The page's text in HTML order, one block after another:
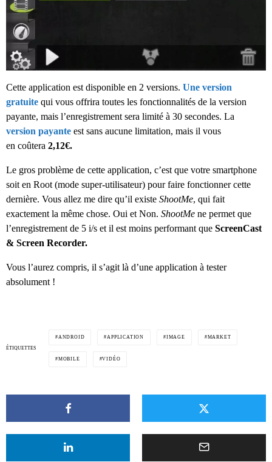
Cette application est disponible en 2 versions. Une version
gratuite qui vous offrira toutes les fonctionnalités de la version
payante, mais l’enregistrement sera limité à 30 secondes. La
version payante est sans aucune limitation, mais il vous
en coûtera 2,12€.
Le gros problème de cette application, c’est que votre smartphone
soit en Root (mode super-utilisateur) pour faire fonctionner cette
dernière. Vous allez me dire qu’il existe ShootMe, qui fait
exactement la même chose. Oui et Non. ShootMe ne permet que
l’enregistrement de 5 i/s et il est moins performant que ScreenCast
& Screen Recorder.
Vous l’aurez compris, il s’agit là d’une application à tester
absolument !
ÉTIQUETTES
ANDROID APPLICATION IMAGE MARKET
MOBILE VIDÉO